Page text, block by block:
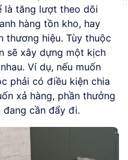
là tăng lượt theo dõi
hàng tồn kho, hay
thương hiệu. Tùy thuộc
sẽ xây dựng một kịch
Ví dụ, nếu muốn
phải có điều kiện chia
xả hàng, phần thưởng
đang cần đẩy đi.